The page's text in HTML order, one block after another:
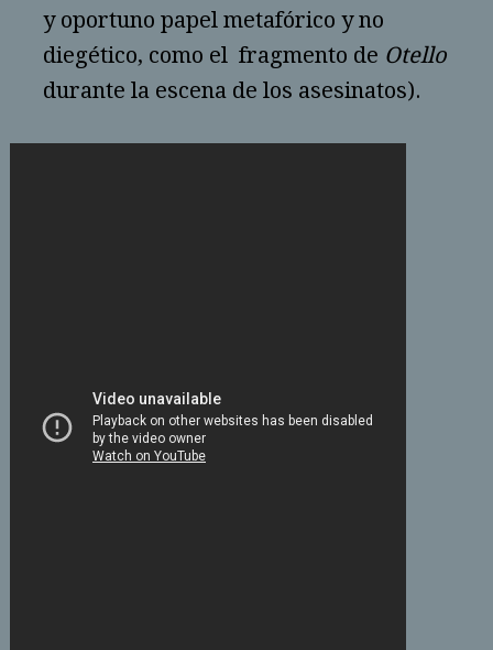
y oportuno papel metafórico y no
diegético, como el fragmento de Otello
durante la escena de los asesinatos).